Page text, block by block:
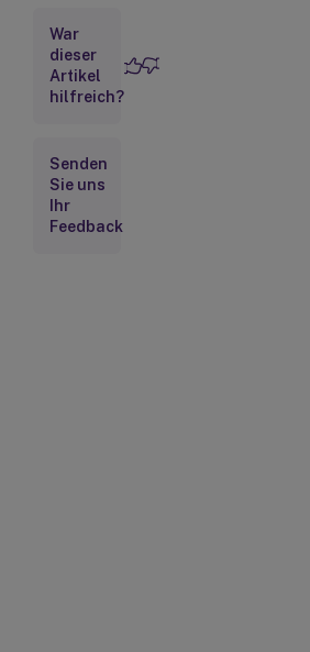
Getrennte
Sitzungen -
Sitzungstrennungstimer
– Mehrere Sitzungen
Sitzungstrennungstimerintervall
War
dieser
Artikel
hilfreich?
Senden
Sie uns
Ihr
Feedback